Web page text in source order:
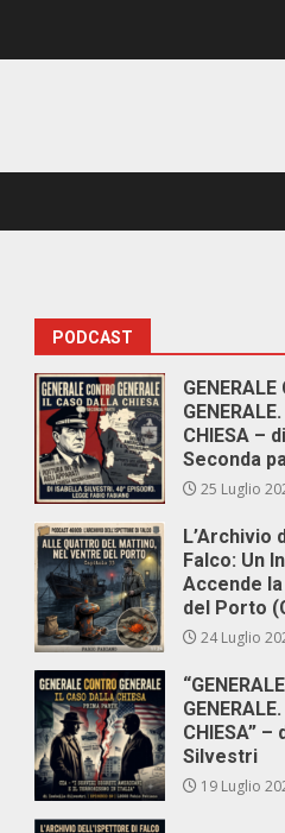
PODCAST
GENERALE
CHIESA –
Seconda
25 Luglio
L’Archivio
Falco: Un
Accende
del Porto
24 Luglio
CHIESA” –
Silvestri
19 Luglio